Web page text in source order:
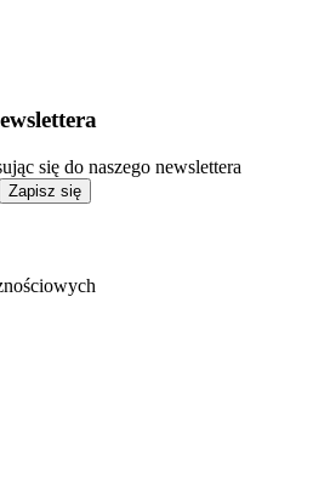
się do naszego newslettera
Zapisz się